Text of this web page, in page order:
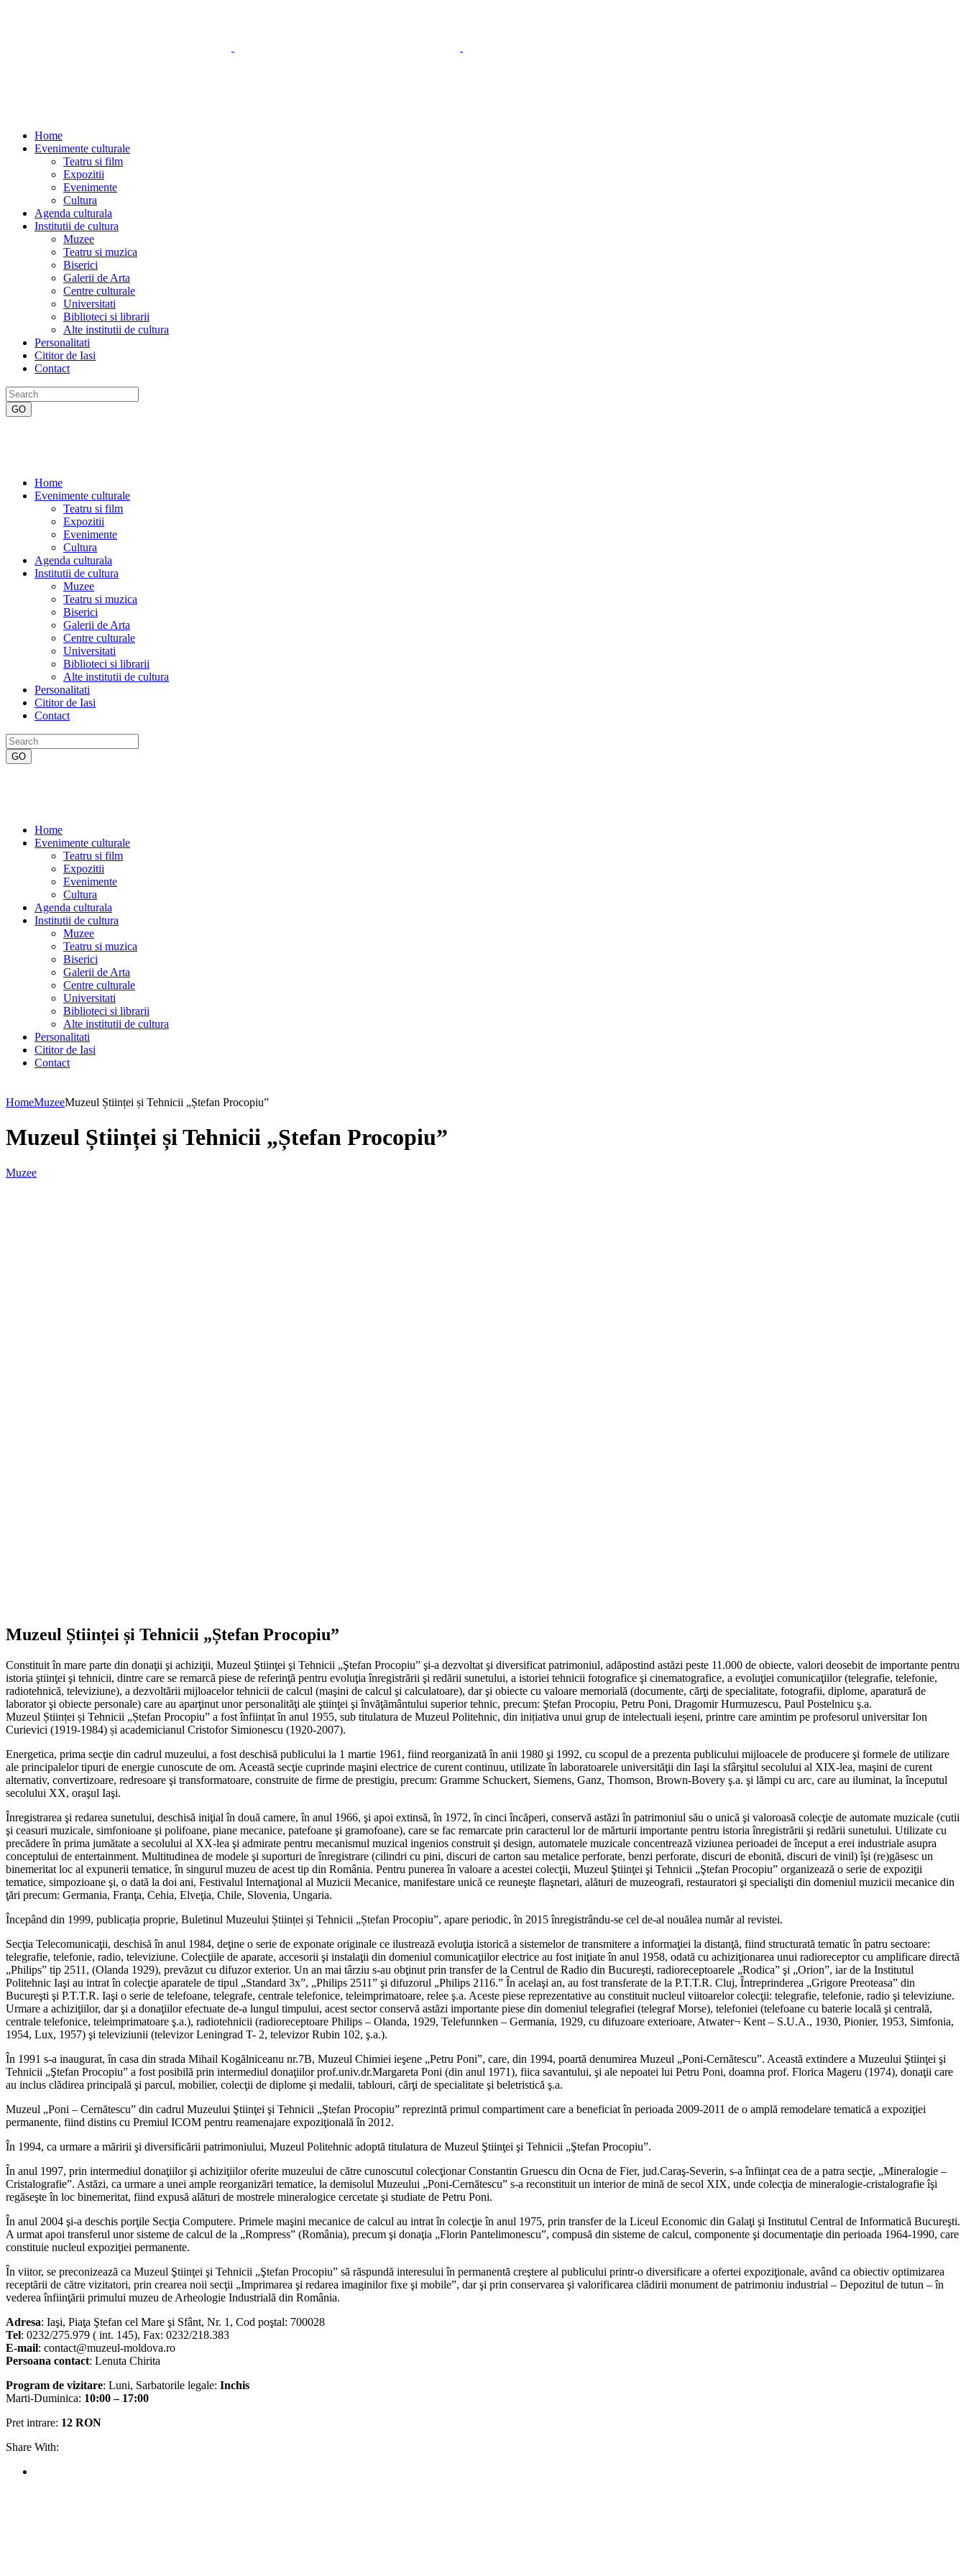
Home
Evenimente culturale
Teatru si film
Expozitii
Evenimente
Cultura
Agenda culturala
Institutii de cultura
Muzee
Teatru si muzica
Biserici
Galerii de Arta
Centre culturale
Universitati
Biblioteci si librarii
Alte institutii de cultura
Personalitati
Cititor de Iasi
Contact
Home
Evenimente culturale
Teatru si film
Expozitii
Evenimente
Cultura
Agenda culturala
Institutii de cultura
Muzee
Teatru si muzica
Biserici
Galerii de Arta
Centre culturale
Universitati
Biblioteci si librarii
Alte institutii de cultura
Personalitati
Cititor de Iasi
Contact
Home
Evenimente culturale
Teatru si film
Expozitii
Evenimente
Cultura
Agenda culturala
Institutii de cultura
Muzee
Teatru si muzica
Biserici
Galerii de Arta
Centre culturale
Universitati
Biblioteci si librarii
Alte institutii de cultura
Personalitati
Cititor de Iasi
Contact
HomeMuzeeMuzeul Științei și Tehnicii „Ștefan Procopiu”
Muzeul Științei și Tehnicii „Ștefan Procopiu”
Muzee
Muzeul Științei și Tehnicii „Ștefan Procopiu”
Constituit în mare parte din donaţii şi achiziţii, Muzeul Ştiinţei şi Tehnicii „Ştefan Procopiu” şi-a dezvoltat şi diversificat patrimoniul, adăpostind astăzi peste 11.000 de obiecte, valori deosebit de importante pentru
istoria ştiinţei şi tehnicii, dintre care se remarcă piese de referinţă pentru evoluţia înregistrării şi redării sunetului, a istoriei tehnicii fotografice şi cinematografice, a evoluţiei comunicaţiilor (telegrafie, telefonie,
radiotehnică, televiziune), a dezvoltării mijloacelor tehnicii de calcul (maşini de calcul şi calculatoare), dar şi obiecte cu valoare memorială (documente, cărţi de specialitate, fotografii, diplome, aparatură de
laborator şi obiecte personale) care au aparţinut unor personalităţi ale ştiinţei şi învăţământului superior tehnic, precum: Ştefan Procopiu, Petru Poni, Dragomir Hurmuzescu, Paul Postelnicu ş.a.
Muzeul Științei și Tehnicii „Ștefan Procopiu” a fost înființat în anul 1955, sub titulatura de Muzeul Politehnic, din inițiativa unui grup de intelectuali ieșeni, printre care amintim pe profesorul universitar Ion
Curievici (1919-1984) și academicianul Cristofor Simionescu (1920-2007).
Energetica, prima secţie din cadrul muzeului, a fost deschisă publicului la 1 martie 1961, fiind reorganizată în anii 1980 şi 1992, cu scopul de a prezenta publicului mijloacele de producere şi formele de utilizare
ale principalelor tipuri de energie cunoscute de om. Această secţie cuprinde maşini electrice de curent continuu, utilizate în laboratoarele universităţii din Iaşi la sfârşitul secolului al XIX-lea, maşini de curent
alternativ, convertizoare, redresoare şi transformatoare, construite de firme de prestigiu, precum: Gramme Schuckert, Siemens, Ganz, Thomson, Brown-Bovery ş.a. şi lămpi cu arc, care au iluminat, la începutul
secolului XX, oraşul Iaşi.
Înregistrarea şi redarea sunetului, deschisă iniţial în două camere, în anul 1966, şi apoi extinsă, în 1972, în cinci încăperi, conservă astăzi în patrimoniul său o unică şi valoroasă colecţie de automate muzicale (cutii
şi ceasuri muzicale, simfonioane şi polifoane, piane mecanice, patefoane şi gramofoane), care se fac remarcate prin caracterul lor de mărturii importante pentru istoria înregistrării şi redării sunetului. Utilizate cu
precădere în prima jumătate a secolului al XX-lea şi admirate pentru mecanismul muzical ingenios construit şi design, automatele muzicale concentrează viziunea perioadei de început a erei industriale asupra
conceptului de entertainment. Multitudinea de modele şi suporturi de înregistrare (cilindri cu pini, discuri de carton sau metalice perforate, benzi perforate, discuri de ebonită, discuri de vinil) îşi (re)găsesc un
binemeritat loc al expunerii tematice, în singurul muzeu de acest tip din România. Pentru punerea în valoare a acestei colecţii, Muzeul Ştiinţei şi Tehnicii „Ştefan Procopiu” organizează o serie de expoziţii
tematice, simpozioane şi, o dată la doi ani, Festivalul Internaţional al Muzicii Mecanice, manifestare unică ce reuneşte flaşnetari, alături de muzeografi, restauratori şi specialişti din domeniul muzicii mecanice din
ţări precum: Germania, Franţa, Cehia, Elveţia, Chile, Slovenia, Ungaria.
Începând din 1999, publicația proprie, Buletinul Muzeului Științei și Tehnicii „Ștefan Procopiu”, apare periodic, în 2015 înregistrându-se cel de-al nouălea număr al revistei.
Secţia Telecomunicaţii, deschisă în anul 1984, deţine o serie de exponate originale ce ilustrează evoluţia istorică a sistemelor de transmitere a informaţiei la distanţă, fiind structurată tematic în patru sectoare:
telegrafie, telefonie, radio, televiziune. Colecţiile de aparate, accesorii şi instalaţii din domeniul comunicaţiilor electrice au fost iniţiate în anul 1958, odată cu achiziţionarea unui radioreceptor cu amplificare directă
„Philips” tip 2511, (Olanda 1929), prevăzut cu difuzor exterior. Un an mai târziu s-au obţinut prin transfer de la Centrul de Radio din Bucureşti, radioreceptoarele „Rodica” şi „Orion”, iar de la Institutul
Politehnic Iaşi au intrat în colecţie aparatele de tipul „Standard 3x”, „Philips 2511” şi difuzorul „Philips 2116.” În acelaşi an, au fost transferate de la P.T.T.R. Cluj, Întreprinderea „Grigore Preoteasa” din
Bucureşti şi P.T.T.R. Iaşi o serie de telefoane, telegrafe, centrale telefonice, teleimprimatoare, relee ş.a. Aceste piese reprezentative au constituit nucleul viitoarelor colecţii: telegrafie, telefonie, radio şi televiziune.
Urmare a achiziţiilor, dar şi a donaţiilor efectuate de-a lungul timpului, acest sector conservă astăzi importante piese din domeniul telegrafiei (telegraf Morse), telefoniei (telefoane cu baterie locală şi centrală,
centrale telefonice, teleimprimatoare ş.a.), radiotehnicii (radioreceptoare Philips – Olanda, 1929, Telefunnken – Germania, 1929, cu difuzoare exterioare, Atwater¬ Kent – S.U.A., 1930, Pionier, 1953, Simfonia,
1954, Lux, 1957) şi televiziunii (televizor Leningrad T- 2, televizor Rubin 102, ş.a.).
În 1991 s-a inaugurat, în casa din strada Mihail Kogălniceanu nr.7B, Muzeul Chimiei ieşene „Petru Poni”, care, din 1994, poartă denumirea Muzeul „Poni-Cernătescu”. Această extindere a Muzeului Ştiinţei şi
Tehnicii „Ştefan Procopiu” a fost posibilă prin intermediul donaţiilor prof.univ.dr.Margareta Poni (din anul 1971), fiica savantului, şi ale nepoatei lui Petru Poni, doamna prof. Florica Mageru (1974), donaţii care
au inclus clădirea principală şi parcul, mobilier, colecţii de diplome şi medalii, tablouri, cărţi de specialitate şi beletristică ş.a.
Muzeul „Poni – Cernătescu” din cadrul Muzeului Ştiinţei şi Tehnicii „Ştefan Procopiu” reprezintă primul compartiment care a beneficiat în perioada 2009-2011 de o amplă remodelare tematică a expoziţiei
permanente, fiind distins cu Premiul ICOM pentru reamenajare expoziţională în 2012.
În 1994, ca urmare a măririi şi diversificării patrimoniului, Muzeul Politehnic adoptă titulatura de Muzeul Ştiinţei şi Tehnicii „Ştefan Procopiu”.
În anul 1997, prin intermediul donaţiilor şi achiziţiilor oferite muzeului de către cunoscutul colecţionar Constantin Gruescu din Ocna de Fier, jud.Caraş-Severin, s-a înfiinţat cea de a patra secţie, „Mineralogie –
Cristalografie”. Astăzi, ca urmare a unei ample reorganizări tematice, la demisolul Muzeului „Poni-Cernătescu” s-a reconstituit un interior de mină de secol XIX, unde colecţia de mineralogie-cristalografie îşi
regăseşte în loc binemeritat, fiind expusă alături de mostrele mineralogice cercetate şi studiate de Petru Poni.
În anul 2004 şi-a deschis porţile Secţia Computere. Primele maşini mecanice de calcul au intrat în colecţie în anul 1975, prin transfer de la Liceul Economic din Galaţi şi Institutul Central de Informatică Bucureşti.
A urmat apoi transferul unor sisteme de calcul de la „Rompress” (România), precum şi donaţia „Florin Pantelimonescu”, compusă din sisteme de calcul, componente şi documentaţie din perioada 1964-1990, care
constituie nucleul expoziţiei permanente.
În viitor, se preconizează ca Muzeul Ştiinţei şi Tehnicii „Ştefan Procopiu” să răspundă interesului în permanentă creştere al publicului printr-o diversificare a ofertei expoziţionale, având ca obiectiv optimizarea
receptării de către vizitatori, prin crearea noii secţii „Imprimarea şi redarea imaginilor fixe şi mobile”, dar şi prin conservarea şi valorificarea clădirii monument de patrimoniu industrial – Depozitul de tutun – în
vederea înfiinţării primului muzeu de Arheologie Industrială din România.
Adresa: Iaşi, Piaţa Ştefan cel Mare şi Sfânt, Nr. 1, Cod poştal: 700028
Tel: 0232/275.979 ( int. 145), Fax: 0232/218.383
E-mail: contact@muzeul-moldova.ro
Persoana contact: Lenuta Chirita
Program de vizitare: Luni, Sarbatorile legale: Inchis
Marti-Duminica: 10:00 – 17:00
Pret intrare: 12 RON
Share With: